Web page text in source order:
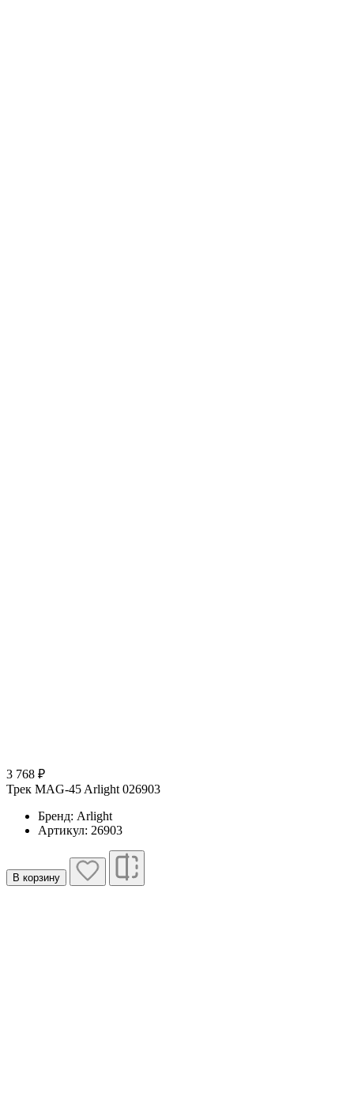
3 768 ₽
Трек MAG-45 Arlight 026903
Бренд: Arlight
Артикул: 26903
В корзину